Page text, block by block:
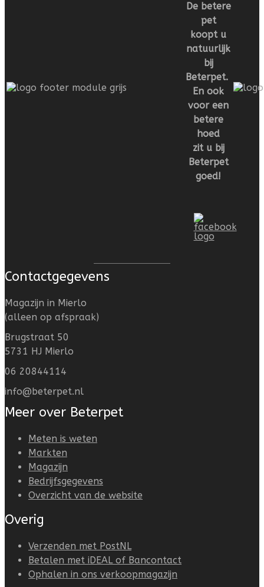
De betere
pet
koopt u
natuurlijk
bij
Beterpet.
En ook
voor een
betere
hoed
zit u bij
Beterpet
goed!
Contactgegevens
Magazijn in Mierlo
(alleen op afspraak)
Brugstraat 50
5731 HJ Mierlo
06 20844114
info@beterpet.nl
Meer over Beterpet
Meten is weten
Markten
Magazijn
Bedrijfsgegevens
Overzicht van de website
Overig
Verzenden met PostNL
Betalen met iDEAL of Bancontact
Ophalen in ons verkoopmagazijn